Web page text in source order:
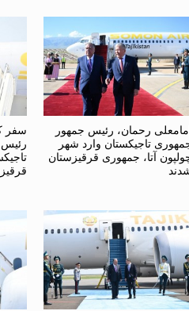
رحمان، رئیس جمهور
تاجیکستان وارد شهر
آتا، جمهوری قرقیزستان
سفر